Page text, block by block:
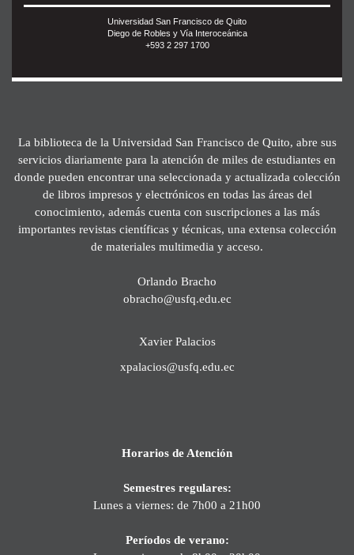
Universidad San Francisco de Quito
Diego de Robles y Vía Interoceánica
+593 2 297 1700
La biblioteca de la Universidad San Francisco de Quito, abre sus
servicios diariamente para la atención de miles de estudiantes en
donde pueden encontrar una seleccionada y actualizada colección
de libros impresos y electrónicos en todas las áreas del
conocimiento, además cuenta con suscripciones a las más
importantes revistas científicas y técnicas, una extensa colección
de materiales multimedia y acceso.
Orlando Bracho
obracho@usfq.edu.ec
Xavier Palacios
xpalacios@usfq.edu.ec
Horarios de Atención
Semestres regulares:
Lunes a viernes: de 7h00 a 21h00
Períodos de verano: